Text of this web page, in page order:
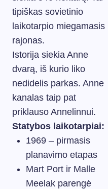
tipiškas sovietinio
laikotarpio miegamasis
rajonas.
Istorija siekia Anne
dvarą, iš kurio liko
nedidelis parkas. Anne
kanalas taip pat
priklauso Annelinnui.
Statybos laikotarpiai:
1969 – pirmasis
planavimo etapas
Mart Port ir Malle
Meelak parengė